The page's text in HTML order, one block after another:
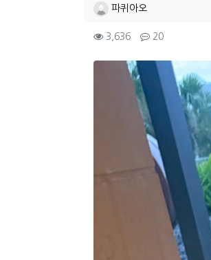
작성자 정보
파퀴아오
컨텐츠 정보
3,636조회 20댓글